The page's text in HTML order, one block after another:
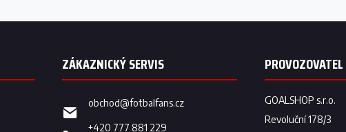
obchod@fotbalfans.cz
+420 777 881 229